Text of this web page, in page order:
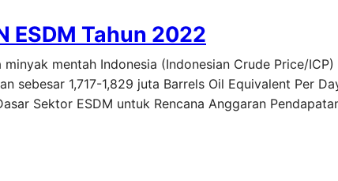
ESDM Tahun 2022
mentah Indonesia (Indonesian Crude Price/
sebesar 1,717-1,829 juta Barrels Oil Equivalent Per
Sektor ESDM untuk Rencana Anggaran